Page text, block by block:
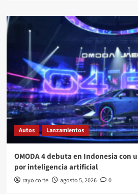
Autos Lanzamientos
OMODA 4 debuta en Indonesia con
por inteligencia artificial
rayo corte agosto 5, 2026 0